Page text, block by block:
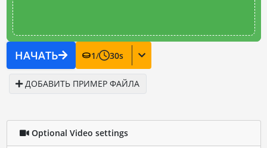
НАЧАТЬ 1/ 30s
ДОБАВИТЬ ПРИМЕР ФАЙЛА
Optional Video settings